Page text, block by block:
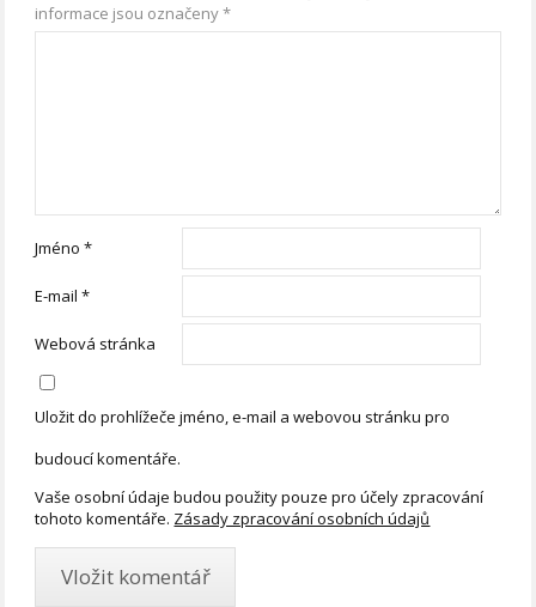
informace jsou označeny*
Jméno*
E-mail*
Webová stránka
Uložit do prohlížeče jméno, e-mail a webovou stránku pro
budoucí komentáře.
Vaše osobní údaje budou použity pouze pro účely zpracování
tohoto komentáře. Zásady zpracování osobních údajů